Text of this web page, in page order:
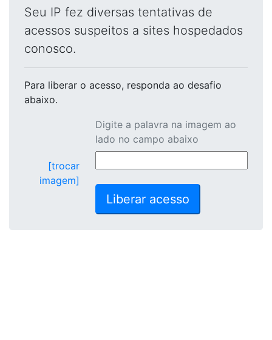
Seu IP fez diversas tentativas de
acessos suspeitos a sites hospedados
conosco.
Para liberar o acesso, responda ao desafio
abaixo.
[trocar
imagem]
Digite a palavra na imagem ao
lado no campo abaixo